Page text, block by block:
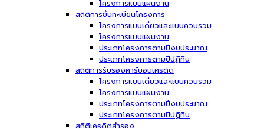
โครงการแบบแผนงาน
สถิติการขึ้นทะเบียนโครงการ
โครงการแบบเดี่ยวและแบบควบรวม
โครงการแบบแผนงาน
ประเภทโครงการตามปีงบประมาณ
ประเภทโครงการตามปีปฏิทิน
สถิติการรับรองคาร์บอนเครดิต
โครงการแบบเดี่ยวและแบบควบรวม
โครงการแบบแผนงาน
ประเภทโครงการตามปีงบประมาณ
ประเภทโครงการตามปีปฏิทิน